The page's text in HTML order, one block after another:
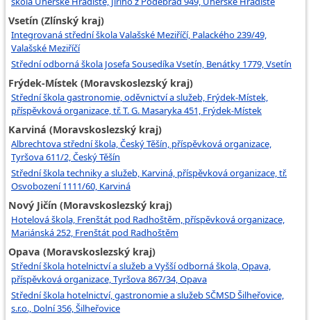
Vsetín (Zlínský kraj)
Integrovaná střední škola Valašské Meziříčí, Palackého 239/49,
Valašské Meziříčí
Střední odborná škola Josefa Sousedíka Vsetín, Benátky 1779, Vsetín
Frýdek-Místek (Moravskoslezský kraj)
Střední škola gastronomie, oděvnictví a služeb, Frýdek-Místek,
příspěvková organizace, tř. T. G. Masaryka 451, Frýdek-Místek
Karviná (Moravskoslezský kraj)
Albrechtova střední škola, Český Těšín, příspěvková organizace,
Tyršova 611/2, Český Těšín
Střední škola techniky a služeb, Karviná, příspěvková organizace, tř.
Osvobození 1111/60, Karviná
Nový Jičín (Moravskoslezský kraj)
Hotelová škola, Frenštát pod Radhoštěm, příspěvková organizace,
Mariánská 252, Frenštát pod Radhoštěm
Opava (Moravskoslezský kraj)
Střední škola hotelnictví a služeb a Vyšší odborná škola, Opava,
příspěvková organizace, Tyršova 867/34, Opava
Střední škola hotelnictví, gastronomie a služeb SČMSD Šilheřovice,
s.r.o., Dolní 356, Šilheřovice